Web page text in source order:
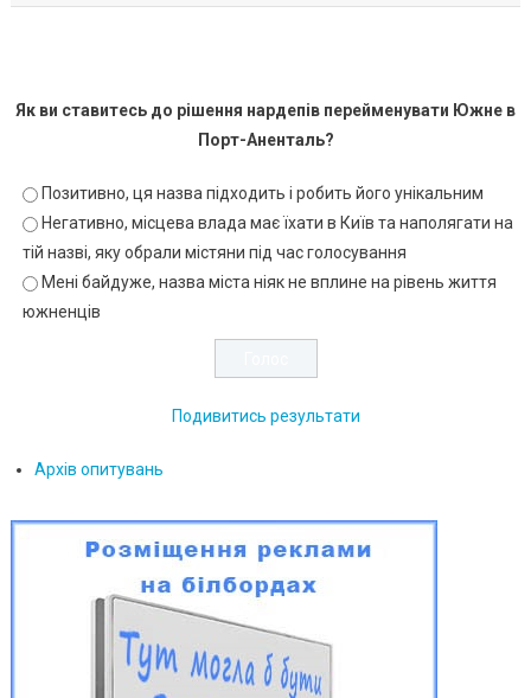
Як ви ставитесь до рішення нардепів перейменувати Южне в
Порт-Аненталь?
Позитивно, ця назва підходить і робить його унікальним
Негативно, місцева влада має їхати в Київ та наполягати на
тій назві, яку обрали містяни під час голосування
Мені байдуже, назва міста ніяк не вплине на рівень життя
южненців
Подивитись результати
Архів опитувань